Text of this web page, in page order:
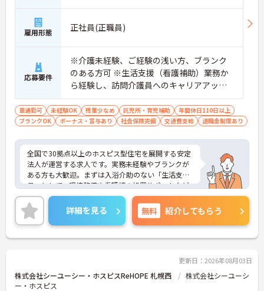
【安心の教育・チームサポート体制】
・手厚い人員配置で困った時もすぐに相談可能です
・2日間のオンライン研修と個人のペースに合わせ
雇用形態 正社員(正職員)
応募要件
※介護未経験、ご経験の浅い方、ブランク
のある方可 ※生活支援（看護補助）業務か
ら経験し、訪問介護員へのキャリアアップ
を目指せます
車通勤可 未経験OK 残業少なめ 託児所・育児補助
年間休日110日以上
ブランクOK
ボーナス・賞与あり 社会保険完備 交通費支給 退職金制度あり
全国で30拠点以上のホスピス型住宅を展開する安定
法人が運営する求人です。実務未経験やブランクが
ある方も大歓迎。まずは入浴介助のない「生活支援
員」として、環境整備や看護師の処置サポートなど
の業務からスタートし、無理なくホスピスケアの経
験を積むことができ、ゆくゆくは訪問介護員へステ
ップアップすることも可能です。残業は全社平均残
業月5時間程度と少なく、連続休暇の取得で支援金
が支給される独自の制度や、自由診療の割引が受け
で、24時間連携の訪問診療医もいるため、医療依存
度の高い方へのケアもチームで安心して取り組める
環境です。
詳細を見る 無料 紹介してもらう
更新日：2026年08月03日
株式会社シーユーシー・ホスピスReHOPE 札幌西
株式会社シーユーシ
ー・ホスピス